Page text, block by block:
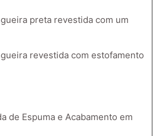
preta revestida com um
revestida com estofamento
de Espuma e Acabamento em